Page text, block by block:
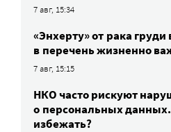
7 авг, 15:34
«Энхерту» от рака
в перечень жизненно
7 авг, 15:15
НКО часто рискуют
о персональных данных.
избежать?